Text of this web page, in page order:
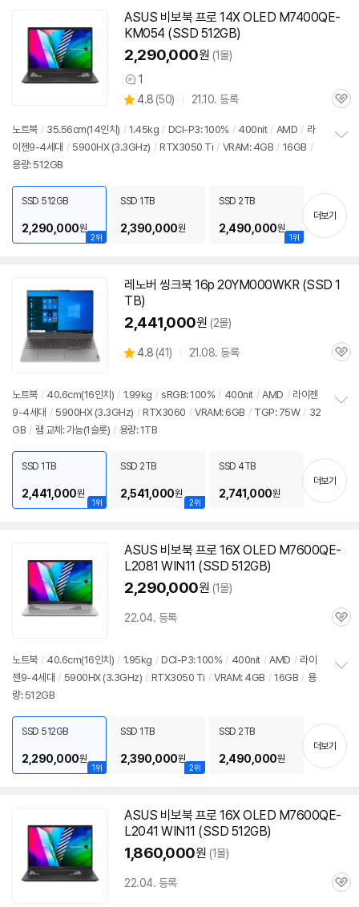
ASUS 비보북 프로 14X OLED M7400QE-
KM054 (SSD 512GB)
2,290,000원 (1몰)
상
품
견
1
별
점
4.8 (상
리
뷰
50) 21.10. 등록
관
노트북 / 35.56cm(14인치) / 1.45kg / DCI-P3: 100% / 400nit / AMD / 라
이젠9-4세대 / 5900HX (3.3GHz) / RTX3050 Ti / VRAM: 4GB / 16GB /
용량: 512GB
기
2위
SSD 512GB
2,290,000원
SSD 1TB
2,390,000원
1위
SSD 2TB
2,490,000원
더보기
레노버 씽크북 16p 20YM000WKR (SSD 1
TB)
2,441,000원 (2몰)
별
4.8 (상
41) 21.08. 등록
관
노트북 / 40.6cm(16인치) / 1.99kg / sRGB: 100% / 400nit / AMD / 라이젠
9-4세대 / 5900HX (3.3GHz) / RTX3060 / VRAM: 6GB / TGP: 75W / 32
GB / 램 교체: 가능(1슬롯) / 용량: 1TB
기
1위
SSD 1TB
2,441,000원
2위
SSD 2TB
2,541,000원
SSD 4TB
2,741,000원
더보기
ASUS 비보북 프로 16X OLED M7600QE-
L2081 WIN11 (SSD 512GB)
2,290,000원 (1몰)
22.04. 등록
관
노트북 / 40.6cm(16인치) / 1.95kg / DCI-P3: 100% / 400nit / AMD / 라이
젠9-4세대 / 5900HX (3.3GHz) / RTX3050 Ti / VRAM: 4GB / 16GB / 용
량: 512GB
기
1위
SSD 512GB
2,290,000원
2위
SSD 1TB
2,390,000원
SSD 2TB
2,490,000원
더보기
ASUS 비보북 프로 16X OLED M7600QE-
L2041 WIN11 (SSD 512GB)
1,860,000원 (1몰)
22.04. 등록
관